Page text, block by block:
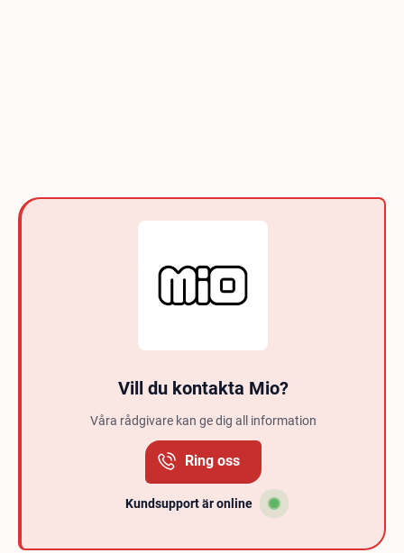
Vill du kontakta Mio?
Våra rådgivare kan ge dig all information
Ring oss
Kundsupport är online